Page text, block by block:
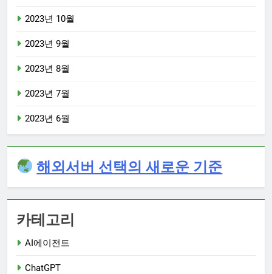
2023년 10월
2023년 9월
2023년 8월
2023년 7월
2023년 6월
해외서버 선택의 새로운 기준
카테고리
AI에이전트
ChatGPT